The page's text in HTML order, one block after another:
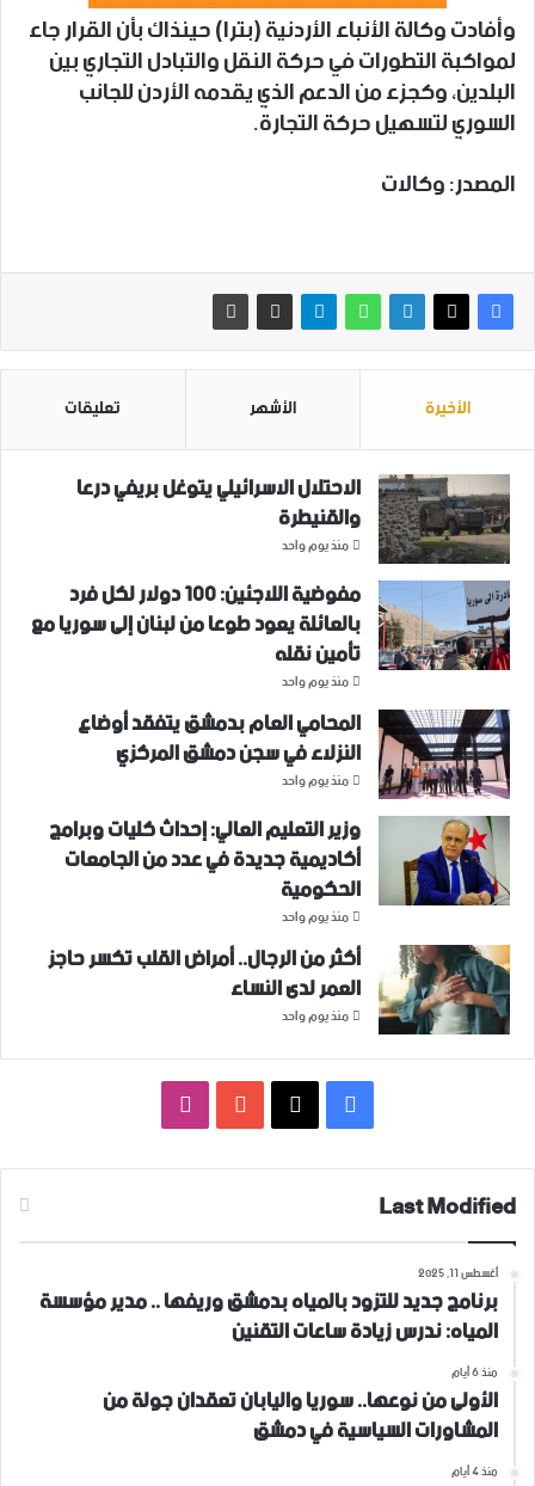
وأفادت وكالة الأنباء الأردنية (بترا) حينذاك بأن القرار جاء
لمواكبة التطورات في حركة النقل والتبادل التجاري بين
البلدين، وكجزء من الدعم الذي يقدمه الأردن للجانب
السوري لتسهيل حركة التجارة.
المصدر: وكالات
الأخيرة الأشهر تعليقات
الاحتلال الاسرائيلي يتوغل بريفي درعا
والقنيطرة
منذ يوم واحد
مفوضية اللاجئين: 100 دولار لكل فرد
بالعائلة يعود طوعا من لبنان إلى سوريا مع
تأمين نقله
منذ يوم واحد
المحامي العام بدمشق يتفقد أوضاع
النزلاء في سجن دمشق المركزي
منذ يوم واحد
وزير التعليم العالي: إحداث كليات وبرامج
أكاديمية جديدة في عدد من الجامعات
الحكومية
منذ يوم واحد
أكثر من الرجال.. أمراض القلب تكسر حاجز
العمر لدى النساء
منذ يوم واحد
فيسبوك ‫YouTube
Last Modified
أغسطس 11, 2025
برنامج جديد للتزود بالمياه بدمشق وريفها .. مدير مؤسسة
المياه: ندرس زيادة ساعات التقنين
منذ 6 أيام
الأولى من نوعها.. سوريا واليابان تعقدان جولة من
المشاورات السياسية في دمشق
منذ 4 أيام